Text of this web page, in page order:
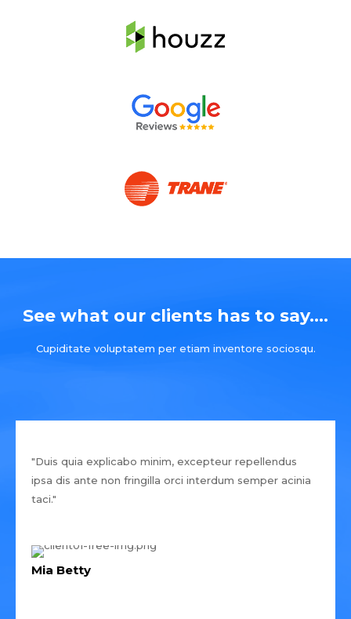
See what our clients has to say....
Cupiditate voluptatem per etiam inventore sociosqu.
"Duis quia explicabo minim, excepteur repellendus
ipsa dis ante non fringilla orci interdum semper acinia
taci."
Mia Betty